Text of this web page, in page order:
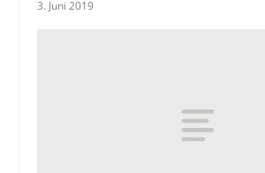
3. Juni 2019